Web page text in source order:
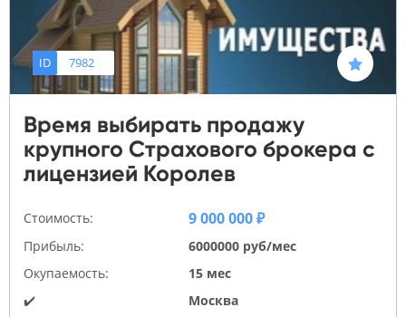
ID 7982
Время выбирать продажу
крупного Страхового брокера с
лицензией Королев
Стоимость: 9 000 000 ₽
Прибыль:
6000000 руб/мес
Окупаемость:
15 мес
✔️
Москва